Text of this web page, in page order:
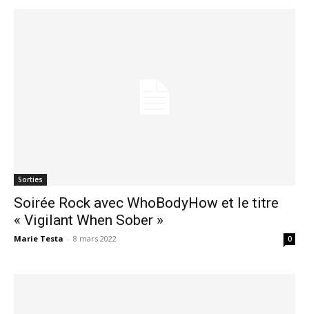
Sorties
Soirée Rock avec WhoBodyHow et le titre
« Vigilant When Sober »
Marie Testa - 8 mars 2022 0